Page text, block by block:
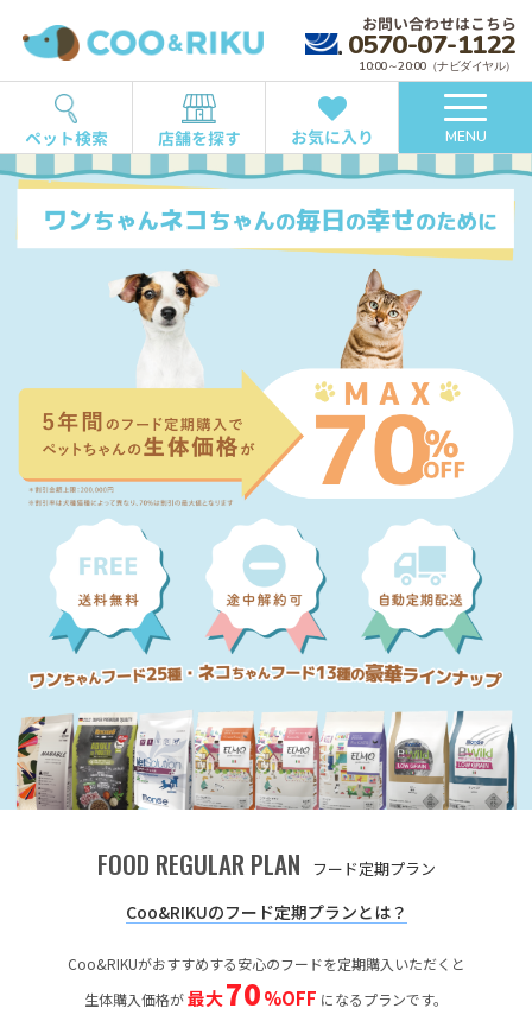
お問い合わせはこちら
0570-07-1122
10:00～20:00（ナビダイヤル）
ペット検索 店舗を探す お気に入り MENU
FOOD REGULAR PLAN フード定期プラン
Coo&RIKUのフード定期プランとは？
Coo&RIKUがおすすめする安心のフードを定期購入いただくと
生体購入価格が最大70%OFF になるプランです。